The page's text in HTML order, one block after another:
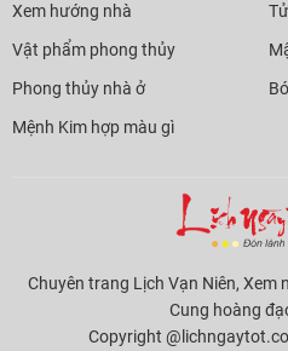
Xem hướng nhà
Vật phẩm phong thủy
Phong thủy nhà ở
Mệnh Kim hợp màu gì
Chuyên trang Lịch Vạn Niên, Xem
Cung hoàng
Copyright